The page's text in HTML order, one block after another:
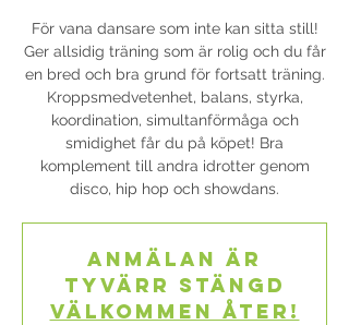
För vana dansare som inte kan sitta still!
Ger allsidig träning som är rolig och du får
en bred och bra grund för fortsatt träning.
Kroppsmedvetenhet, balans, styrka,
koordination, simultanförmåga och
smidighet får du på köpet! Bra
komplement till andra idrotter genom
disco, hip hop och showdans.
Anmälan är
tyvärr stängd
Välkommen åter!